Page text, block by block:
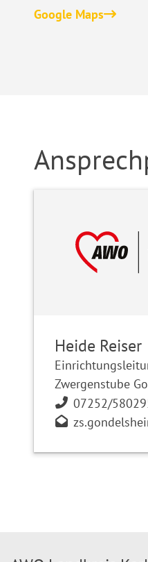
Google Maps
Heide Reiser
Zwergenstube
07252/